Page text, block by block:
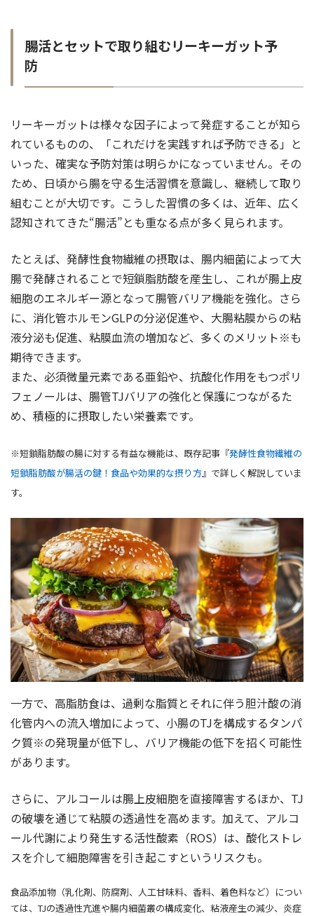
腸活とセットで取り組むリーキーガット予
防
リーキーガットは様々な因子によって発症することが知ら
れているものの、「これだけを実践すれば予防できる」と
いった、確実な予防対策は明らかになっていません。その
ため、日頃から腸を守る生活習慣を意識し、継続して取り
組むことが大切です。こうした習慣の多くは、近年、広く
認知されてきた“腸活”とも重なる点が多く見られます。
たとえば、発酵性食物繊維の摂取は、腸内細菌によって大
腸で発酵されることで短鎖脂肪酸を産生し、これが腸上皮
細胞のエネルギー源となって腸管バリア機能を強化。さら
に、消化管ホルモンGLPの分泌促進や、大腸粘膜からの粘
液分泌も促進、粘膜血流の増加など、多くのメリット※も
期待できます。
また、必須微量元素である亜鉛や、抗酸化作用をもつポリ
フェノールは、腸管TJバリアの強化と保護につながるた
め、積極的に摂取したい栄養素です。
※短鎖脂肪酸の腸に対する有益な機能は、既存記事『発酵性食物繊維の
短鎖脂肪酸が腸活の鍵！食品や効果的な摂り方』で詳しく解説していま
す。
一方で、高脂肪食は、過剰な脂質とそれに伴う胆汁酸の消
化管内への流入増加によって、小腸のTJを構成するタンパ
ク質※の発現量が低下し、バリア機能の低下を招く可能性
があります。
さらに、アルコールは腸上皮細胞を直接障害するほか、TJ
の破壊を通じて粘膜の透過性を高めます。加えて、アルコ
ール代謝により発生する活性酸素（ROS）は、酸化ストレ
スを介して細胞障害を引き起こすというリスクも。
食品添加物（乳化剤、防腐剤、人工甘味料、香料、着色料など）につい
ては、TJの透過性亢進や腸内細菌叢の構成変化、粘液産生の減少、炎症